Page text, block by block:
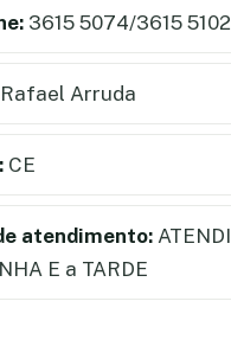
3615 5074/3615 5102
Rafael Arruda
CE
atendimento:
E a TARDE